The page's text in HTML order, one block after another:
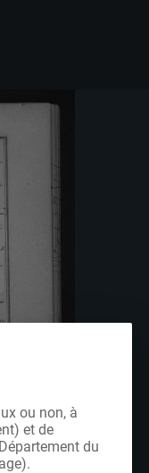
ou non, à
et de
du